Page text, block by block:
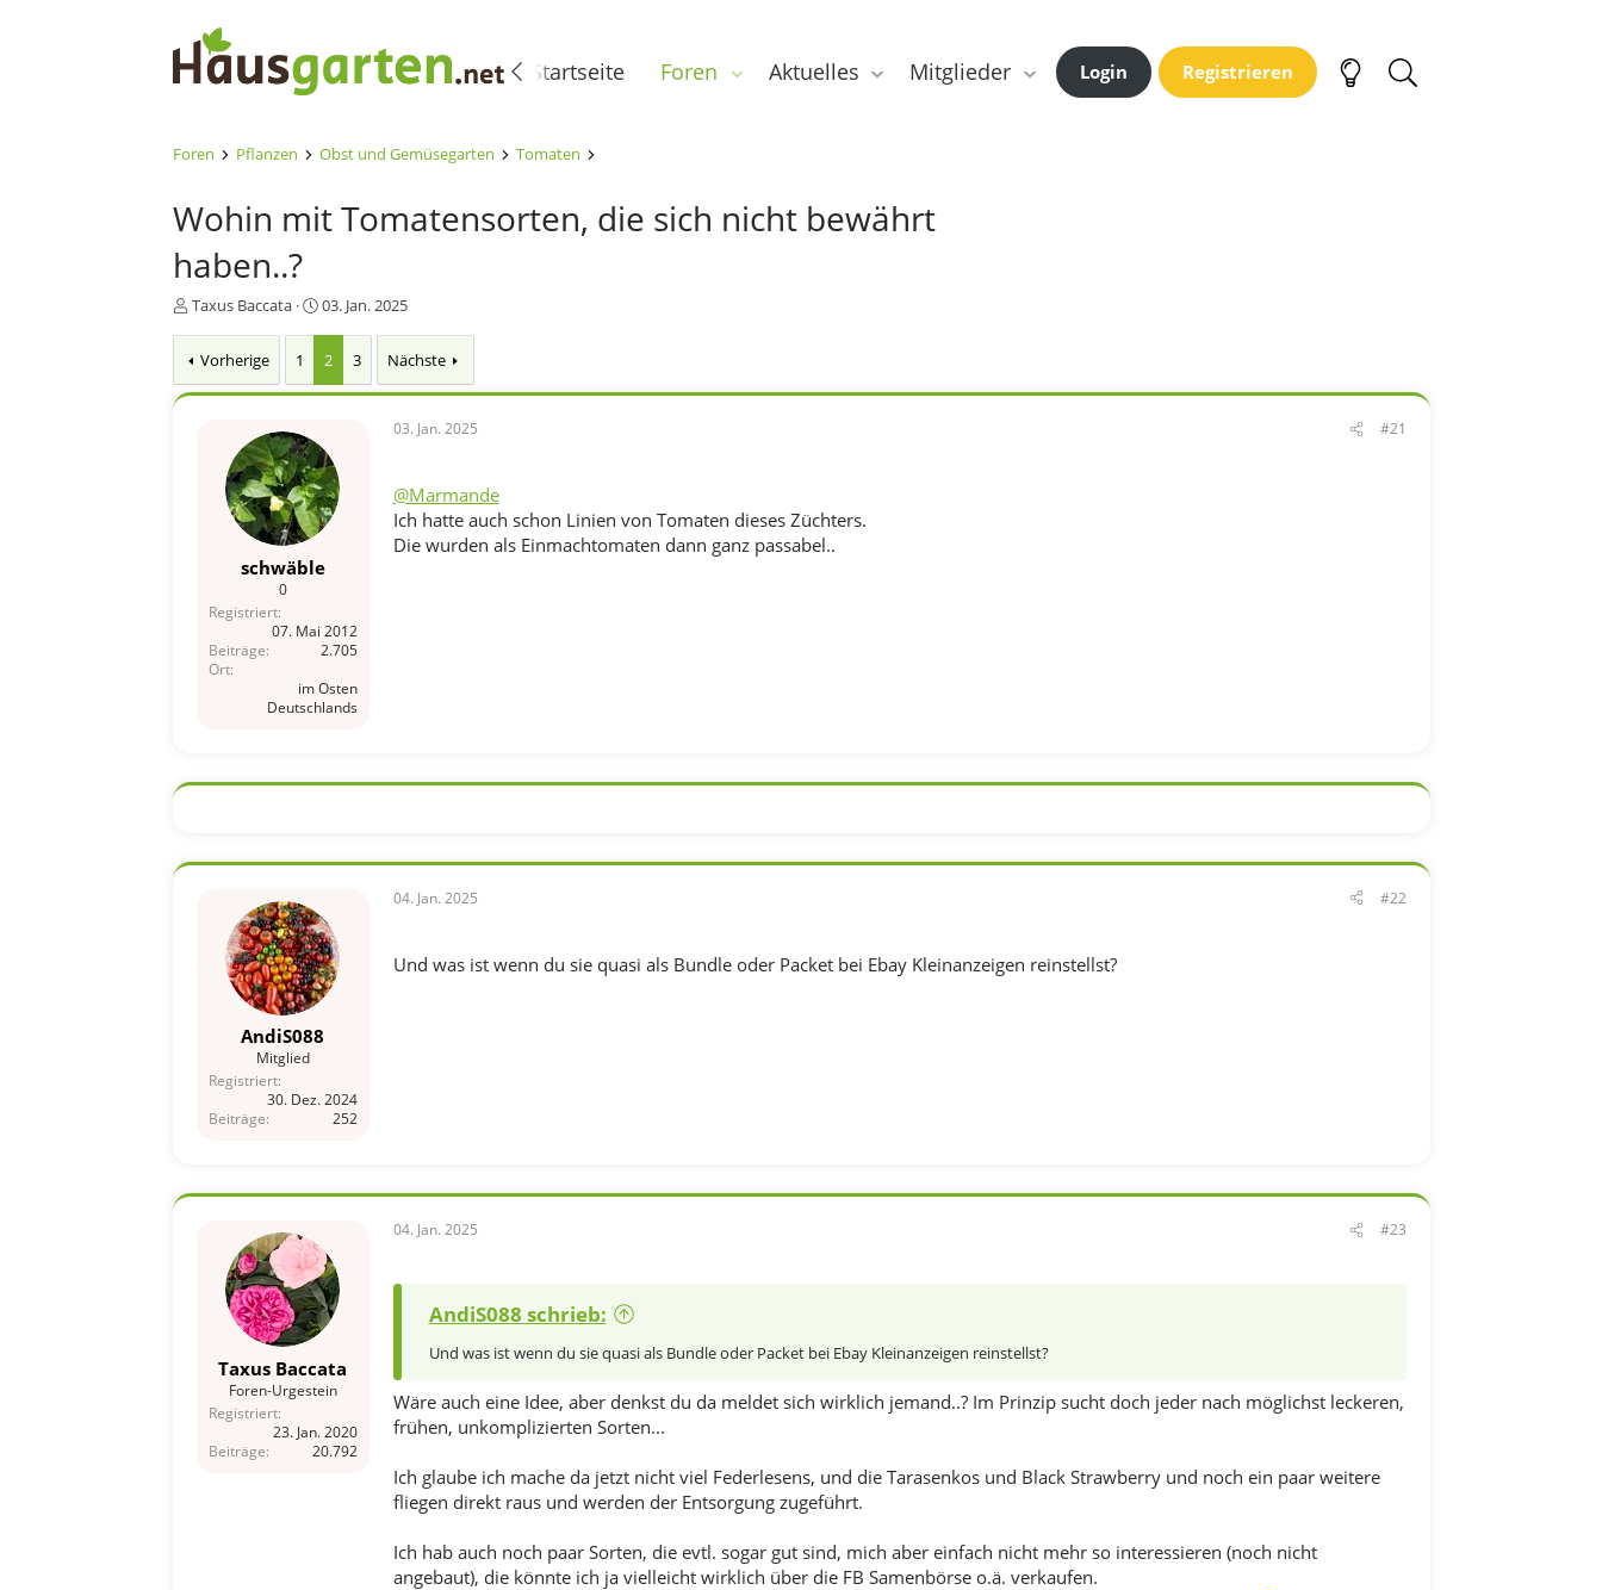
Startseite Foren Aktuelles Mitglieder Login Registrieren
Foren Pflanzen Obst und Gemüsegarten Tomaten
Wohin mit Tomatensorten, die sich nicht bewährt
haben..?
E
t
e
Taxus Baccata
E
t
e
t
a
m
03. Jan. 2025
Vorherige 1 2 3 Nächste
schwäble
0
Registriert
07. Mai 2012
Beiträge
2.705
Ort
im Osten
Deutschlands
03. Jan. 2025 #21
@Marmande
Ich hatte auch schon Linien von Tomaten dieses Züchters.
Die wurden als Einmachtomaten dann ganz passabel..
AndiS088
Mitglied
Registriert
30. Dez. 2024
Beiträge
252
04. Jan. 2025 #22
Und was ist wenn du sie quasi als Bundle oder Packet bei Ebay Kleinanzeigen reinstellst?
Taxus Baccata
Foren-Urgestein
Registriert
23. Jan. 2020
Beiträge
20.792
04. Jan. 2025 #23
AndiS088 schrieb:
Und was ist wenn du sie quasi als Bundle oder Packet bei Ebay Kleinanzeigen reinstellst?
Wäre auch eine Idee, aber denkst du da meldet sich wirklich jemand..? Im Prinzip sucht doch jeder nach möglichst leckeren,
frühen, unkomplizierten Sorten...
Ich glaube ich mache da jetzt nicht viel Federlesens, und die Tarasenkos und Black Strawberry und noch ein paar weitere
fliegen direkt raus und werden der Entsorgung zugeführt.
Ich hab auch noch paar Sorten, die evtl. sogar gut sind, mich aber einfach nicht mehr so interessieren (noch nicht
angebaut), die könnte ich ja vielleicht wirklich über die FB Samenbörse o.ä. verkaufen.